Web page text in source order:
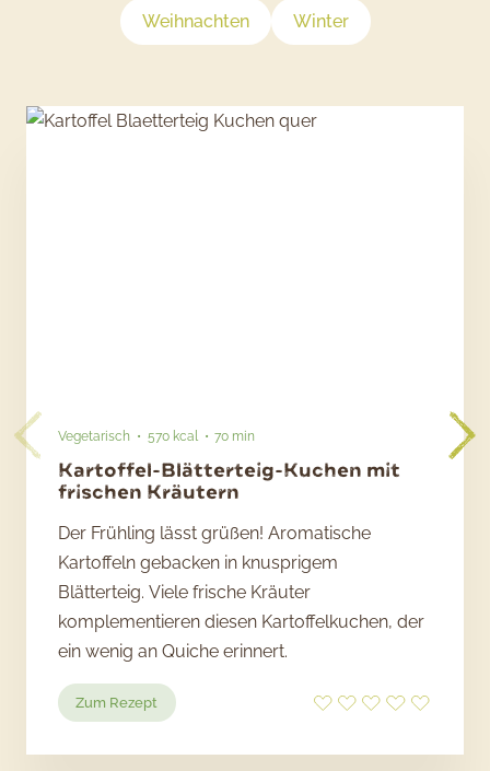
Weihnachten Winter
Vegetarisch 570 kcal 70 min
Kartoffel-Blätterteig-Kuchen mit
frischen Kräutern
Der Frühling lässt grüßen! Aromatische
Kartoffeln gebacken in knusprigem
Blätterteig. Viele frische Kräuter
komplementieren diesen Kartoffelkuchen, der
ein wenig an Quiche erinnert.
Zum Rezept
Kartoffel-